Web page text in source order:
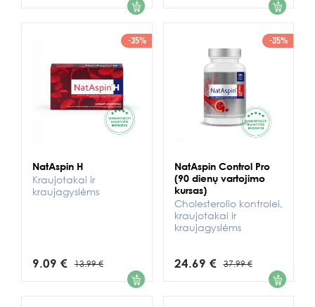
-35%
NatAspin H
Kraujotakai ir
kraujagyslėms
9.09 € 13.99 € 1
-35%
NatAspin Control Pro
(90 dienų vartojimo
kursas)
Cholesterolio kontrolei,
kraujotakai ir
kraujagyslėms
24.69 € 37.99 € 1